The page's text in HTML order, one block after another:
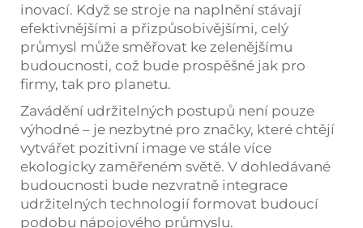
inovací. Když se stroje na naplnění stávají
efektivnějšími a přizpůsobivějšími, celý
průmysl může směřovat ke zelenějšímu
budoucnosti, což bude prospěšné jak pro
firmy, tak pro planetu.
Zavádění udržitelných postupů není pouze
výhodné – je nezbytné pro značky, které chtějí
vytvářet pozitivní image ve stále více
ekologicky zaměřeném světě. V dohledávané
budoucnosti bude nezvratně integrace
udržitelných technologií formovat budoucí
podobu nápojového průmyslu.